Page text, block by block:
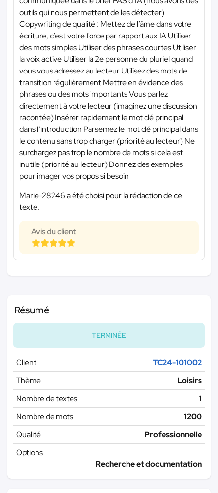
outils qui nous permettent de les détecter)
Copywriting de qualité : Mettez de l’âme dans votre
écriture, c’est votre force par rapport aux IA Utiliser
des mots simples Utiliser des phrases courtes Utiliser
la voix active Utiliser la 2e personne du pluriel quand
vous vous adressez au lecteur Utilisez des mots de
transition régulièrement Mettre en évidence des
phrases ou des mots importants Vous parlez
directement à votre lecteur (imaginez une discussion
racontée) Insérer rapidement le mot clé principal
dans l’introduction Parsemez le mot clé principal dans
le contenu sans trop charger (priorité au lecteur) Ne
surchargez pas trop le nombre de mots si cela est
inutile (priorité au lecteur) Donnez des exemples
pour imager vos propos si besoin
Marie-28246 a été choisi pour la rédaction de ce
texte.
Avis du client
Résumé
TERMINÉE
Client
TC24-101002
Thème
Loisirs
Nombre de textes
1
Nombre de mots
1200
Qualité
Professionnelle
Options
Recherche et documentation